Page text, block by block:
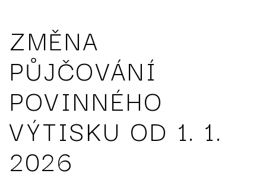
ZMĚNA
PŮJČOVÁNÍ
POVINNÉHO
VÝTISKU OD 1. 1.
2026